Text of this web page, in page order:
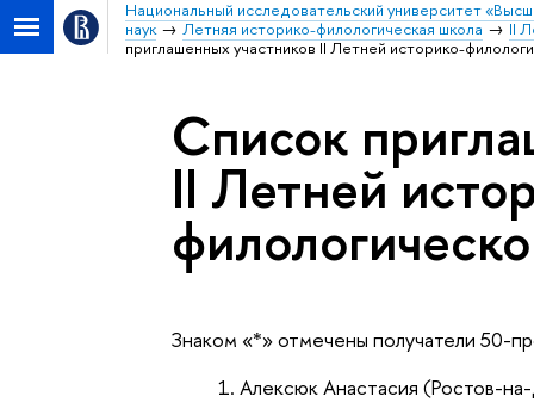
Национальный исследовательский университет
наук
Летняя историко-филологическая школа II
приглашенных участников II Летней историко-
Список
II Летней
Знаком «*» отмечены получатели 50-
Алексюк Анастасия (Ростов-